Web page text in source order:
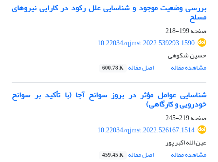
بررسی وضعیت موجود و شناسایی علل رکود در کارایی نیروهای
مسلح
صفحه199-218
10.22034/qjmst.2022.539293.1590
حسین شکوهی
مشاهده مقاله
اصل مقاله 600.78 K
شناسایی عوامل مؤثر در بروز سوانح آجا (با تأکید بر سوانح
خودرویی و کارگاهی)
صفحه219-245
10.22034/qjmst.2022.526167.1514
عین الله اکبر پور
مشاهده مقاله
اصل مقاله 459.45 K